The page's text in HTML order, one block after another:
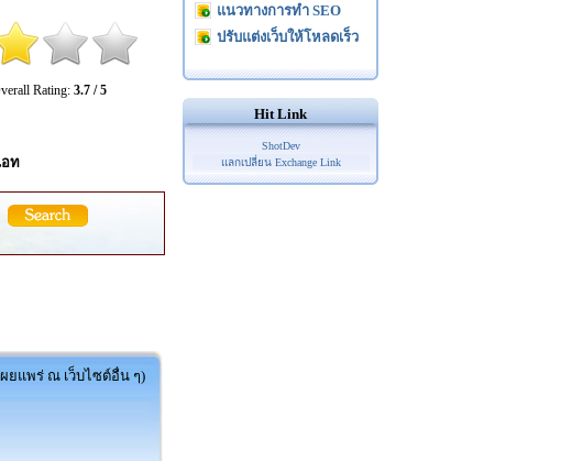
Rating: 3.7 / 5
อท
ผยแพร่ ณ เว็บไซต์อื่น ๆ)
แนวทางการทำ SEO
ปรับแต่งเว็บให้โหลดเร็ว
Hit Link
ShotDev
แลกเปลี่ยน Exchange Link